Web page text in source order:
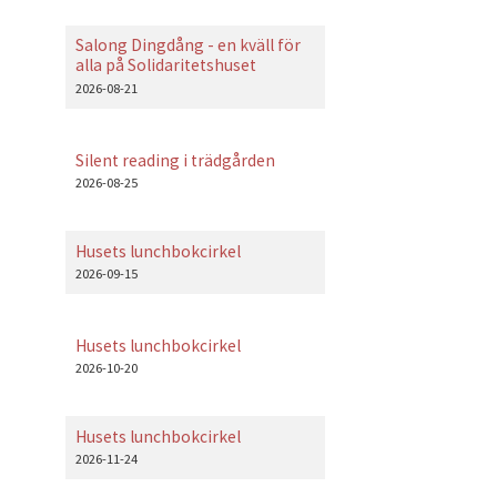
Salong Dingdång - en kväll för
alla på Solidaritetshuset
2026-08-21
Silent reading i trädgården
2026-08-25
Husets lunchbokcirkel
2026-09-15
Husets lunchbokcirkel
2026-10-20
Husets lunchbokcirkel
2026-11-24